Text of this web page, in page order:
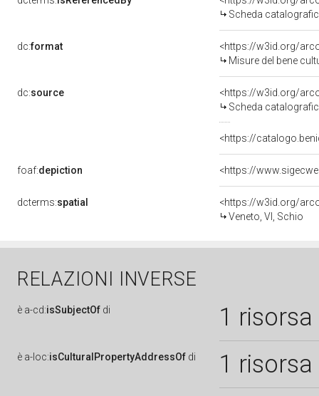
Scheda
dc:format
<https://w3id.org/
Misure del bene
dc:source
<https://w3id.org/
Scheda
<https://
foaf:depiction
dcterms:spatial
<https://w3id.org/
Veneto, VI, Schio
RELAZIONI INVERSE
è a-cd:isSubjectOf di 1 risorsa
è a-loc:isCulturalPropertyAddressOf di 1 risorsa